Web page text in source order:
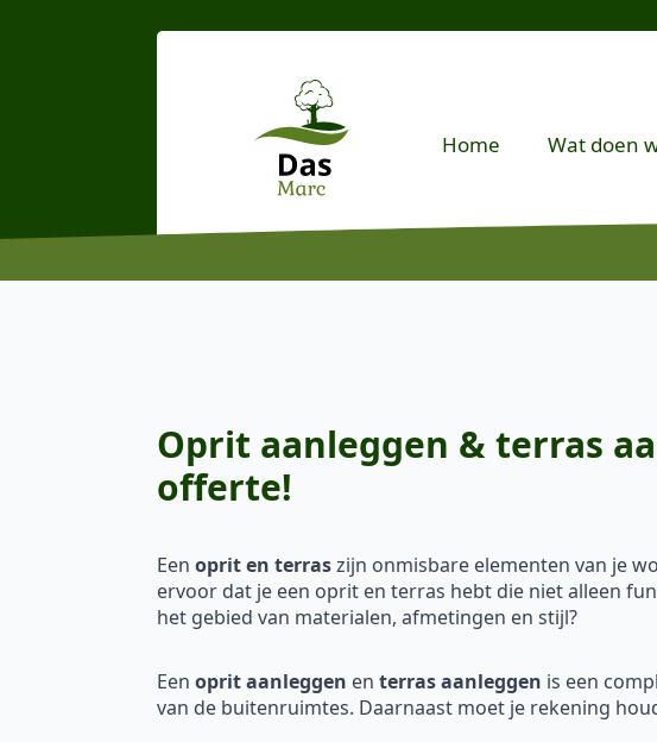
Home Wat doen
Oprit aanleggen & terras
offerte!
Een oprit en terraszijn onmisbare elementen van je
ervoor dat je een oprit en terras hebt die niet alleen
het gebied van materialen, afmetingen en stijl?
Een oprit aanleggen en terras aanleggen is een
van de buitenruimtes. Daarnaast moet je rekening